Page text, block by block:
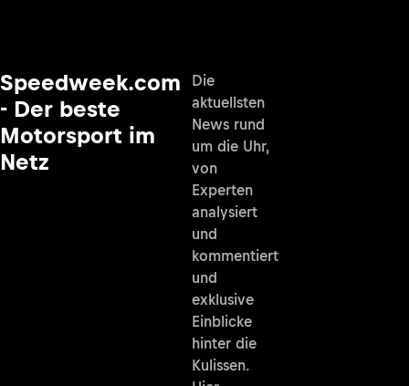
Speedweek.com
- Der beste
Motorsport im
Netz
Die
aktuellsten
News rund
um die Uhr,
von
Experten
analysiert
und
kommentiert
und
exklusive
Einblicke
hinter die
Kulissen.